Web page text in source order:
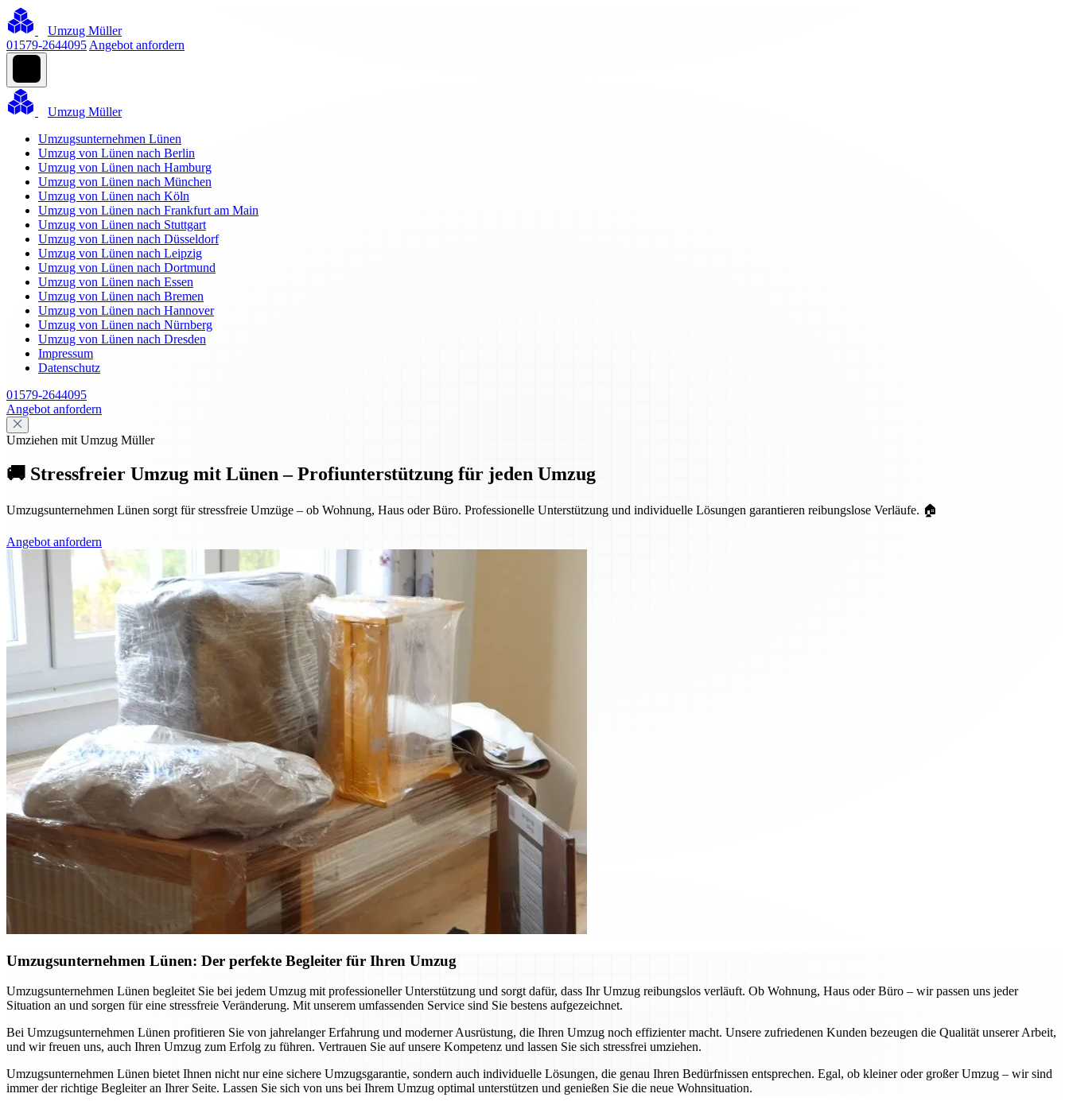
Umzug Müller
01579-2644095 Angebot anfordern
Umzug Müller
Umzugsunternehmen Lünen
Umzug von Lünen nach Berlin
Umzug von Lünen nach Hamburg
Umzug von Lünen nach München
Umzug von Lünen nach Köln
Umzug von Lünen nach Frankfurt am Main
Umzug von Lünen nach Stuttgart
Umzug von Lünen nach Düsseldorf
Umzug von Lünen nach Leipzig
Umzug von Lünen nach Dortmund
Umzug von Lünen nach Essen
Umzug von Lünen nach Bremen
Umzug von Lünen nach Hannover
Umzug von Lünen nach Nürnberg
Umzug von Lünen nach Dresden
Impressum
Datenschutz
01579-2644095
Angebot anfordern
Umziehen mit Umzug Müller
🚚 Stressfreier Umzug mit Lünen – Profiunterstützung für jeden Umzug
Umzugsunternehmen Lünen sorgt für stressfreie Umzüge – ob Wohnung, Haus oder Büro. Professionelle Unterstützung und individuelle Lösungen garantieren reibungslose Verläufe. 🏠
Angebot anfordern
Umzugsunternehmen Lünen: Der perfekte Begleiter für Ihren Umzug
Umzugsunternehmen Lünen begleitet Sie bei jedem Umzug mit professioneller Unterstützung und sorgt dafür, dass Ihr Umzug reibungslos verläuft. Ob Wohnung, Haus oder Büro – wir passen uns jeder
Situation an und sorgen für eine stressfreie Veränderung. Mit unserem umfassenden Service sind Sie bestens aufgezeichnet.
Bei Umzugsunternehmen Lünen profitieren Sie von jahrelanger Erfahrung und moderner Ausrüstung, die Ihren Umzug noch effizienter macht. Unsere zufriedenen Kunden bezeugen die Qualität unserer Arbeit,
und wir freuen uns, auch Ihren Umzug zum Erfolg zu führen. Vertrauen Sie auf unsere Kompetenz und lassen Sie sich stressfrei umziehen.
Umzugsunternehmen Lünen bietet Ihnen nicht nur eine sichere Umzugsgarantie, sondern auch individuelle Lösungen, die genau Ihren Bedürfnissen entsprechen. Egal, ob kleiner oder großer Umzug – wir sind
immer der richtige Begleiter an Ihrer Seite. Lassen Sie sich von uns bei Ihrem Umzug optimal unterstützen und genießen Sie die neue Wohnsituation.